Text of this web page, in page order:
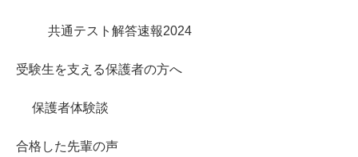
共通テスト解答速報2024
受験生を支える保護者の方へ
保護者体験談
合格した先輩の声